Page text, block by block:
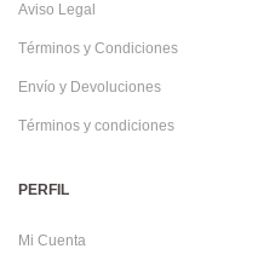
Aviso Legal
Términos y Condiciones
Envío y Devoluciones
Términos y condiciones
PERFIL
Mi Cuenta